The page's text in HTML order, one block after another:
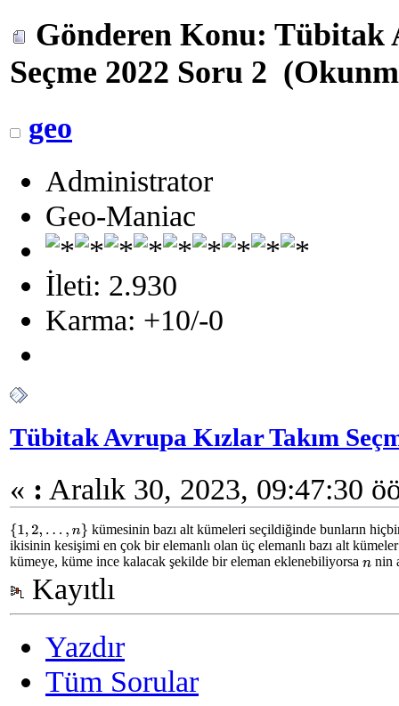
Gönderen Konu: Tübitak
Seçme 2022 Soru 2
geo
Administrator
Geo-Maniac
İleti: 2.930
Karma: +10/-0
Tübitak Avrupa Kızlar Takım
« : Aralık 30, 2023, 09:47:30
{ 1,2,… , n }
kümesinin bazı alt kümeleri seçildiğinde bunların
ikisinin kesişimi en çok bir elemanlı olan üç elemanlı bazı alt
kümeye, küme ince kalacak şekilde bir eleman eklenebiliyorsa nnin
Kayıtlı
Yazdır
Tüm Sorular